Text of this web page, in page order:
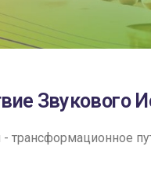
Звукового
трансформационное